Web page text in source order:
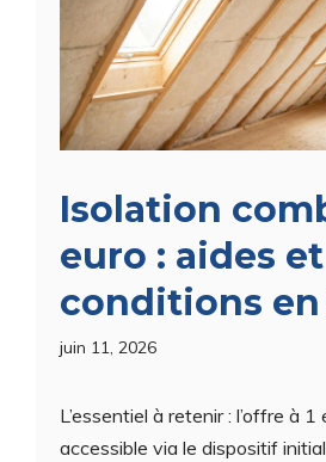
Isolation
euro : aides et
conditions en
juin 11, 2026
L’essentiel à retenir : l’offre à 1
accessible via le dispositif